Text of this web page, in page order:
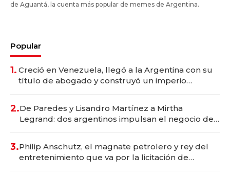
de Aguantá, la cuenta más popular de memes de Argentina.
Popular
1. Creció en Venezuela, llegó a la Argentina con su
título de abogado y construyó un imperio
2.De Paredes y Lisandro Martínez a Mirtha
Legrand: dos argentinos impulsan el negocio del
3.Philip Anschutz, el magnate petrolero y rey del
entretenimiento que va por la licitación de